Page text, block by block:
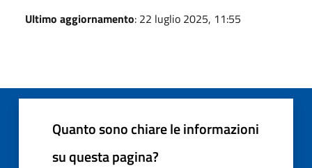
Ultimo aggiornamento: 22 luglio 2025, 11:55
Quanto sono chiare le informazioni
su questa pagina?